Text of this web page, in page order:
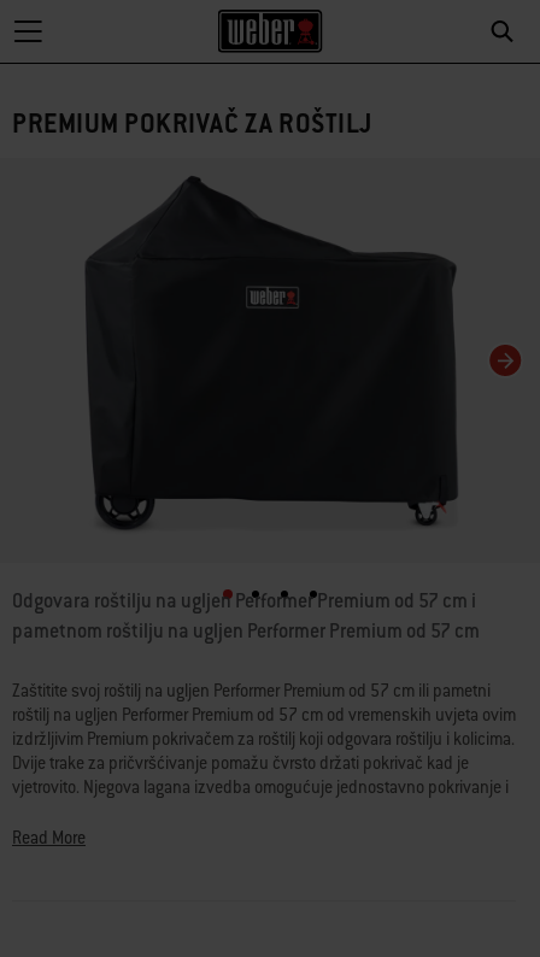
PREMIUM POKRIVAČ ZA ROŠTILJ
Promjena ovog trenutačnog slajda tog karusela promijenit će trenutačni
3,2 od 5 ocjena kupaca
Odgovara roštilju na ugljen Performer Premium od 57 cm i
pametnom roštilju na ugljen Performer Premium od 57 cm
Zaštitite svoj roštilj na ugljen Performer Premium od 57 cm ili pametni
roštilj na ugljen Performer Premium od 57 cm od vremenskih uvjeta ovim
izdržljivim Premium pokrivačem za roštilj koji odgovara roštilju i kolicima.
Dvije trake za pričvršćivanje pomažu čvrsto držati pokrivač kad je
vjetrovito. Njegova lagana izvedba omogućuje jednostavno pokrivanje i
Read More